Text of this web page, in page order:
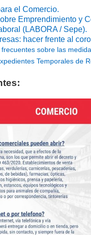
el Comercio.
Emprendimiento y
(LABORA / Sepe).
hacer frente al
sobre las
Temporales de